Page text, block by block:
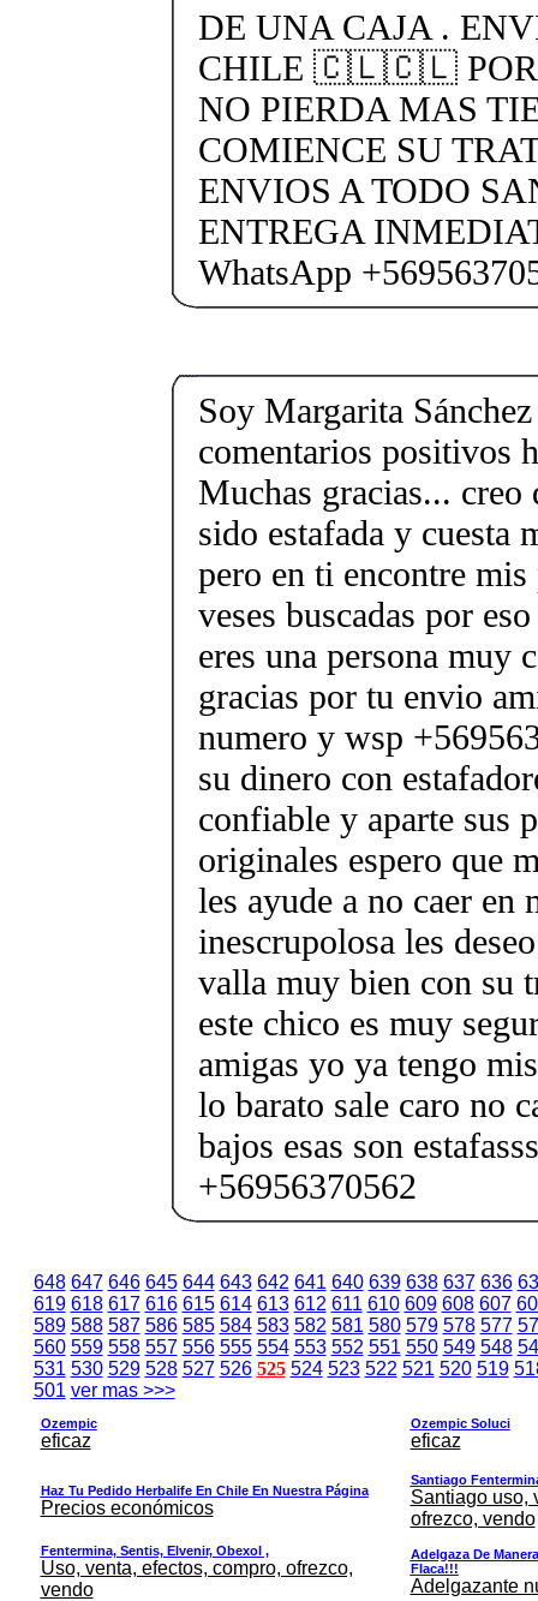
DE UNA CAJA .
CHILE 🇨🇱🇨🇱 POR
NO PIERDA MAS
COMIENCE SU
ENVIOS A TODO
ENTREGA
WhatsApp
Soy Margarita
comentarios positivos
Muchas gracias... creo
sido estafada y cuesta
pero en ti encontre mis
veses buscadas por
eres una persona muy
gracias por tu envio
numero y wsp
su dinero con
confiable y aparte sus
originales espero que
les ayude a no caer en
inescrupolosa les
valla muy bien con su
este chico es muy
amigas yo ya tengo
lo barato sale caro no
bajos esas son
+56956370562
648 647 646 645 644 643 642 641 640 639 638 637 636
619 618 617 616 615 614 613 612 611 610 609 608 607
589 588 587 586 585 584 583 582 581 580 579 578 577
560 559 558 557 556 555 554 553 552 551 550 549 548
531 530 529 528 527 526 525 524 523 522 521 520 519
501 ver mas >>>
Ozempic
eficaz
Ozempic Soluci
eficaz
Haz Tu Pedido Herbalife En Chile En Nuestra Página
Precios económicos
Santiago
Santiago uso,
ofrezco, vendo
Fentermina, Sentis, Elvenir, Obexol ,
Uso, venta, efectos, compro, ofrezco,
vendo
Adelgaza De
Flaca!!!
Adelgazante